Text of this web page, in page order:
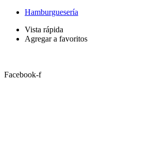
Hamburguesería
Vista rápida
Agregar a favoritos
Facebook-f